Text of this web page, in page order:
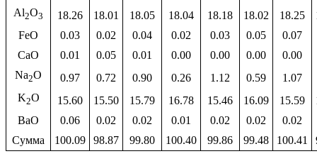
Al2O3 18.26 18.01 18.05 18.04 18.18 18.02 18.25
FeO
0.03 0.02 0.04 0.02 0.03 0.05
0.07
CaO
0.01 0.05 0.01 0.00 0.00 0.00
0.00
Na2O 0.97 0.72 0.90 0.26 1.12 0.59
1.07
K2O 15.60 15.50 15.79 16.78 15.46 16.09 15.59
BaO
0.06 0.02 0.02 0.01 0.02 0.02
0.02
Сумма
100.09 98.87 99.80 100.40 99.86 99.48 100.41